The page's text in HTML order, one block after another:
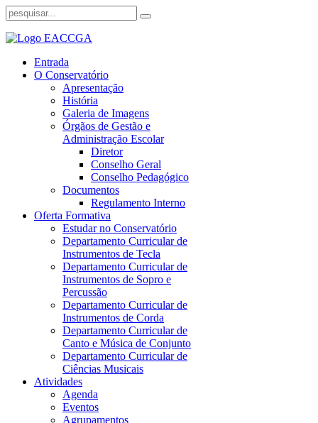
Entrada
O Conservatório
Apresentação
História
Galeria de Imagens
Órgãos de Gestão e
Administração Escolar
Diretor
Conselho Geral
Conselho Pedagógico
Documentos
Regulamento Interno
Oferta Formativa
Estudar no Conservatório
Departamento Curricular de
Instrumentos de Tecla
Departamento Curricular de
Instrumentos de Sopro e
Percussão
Departamento Curricular de
Instrumentos de Corda
Departamento Curricular de
Canto e Música de Conjunto
Departamento Curricular de
Ciências Musicais
Atividades
Agenda
Eventos
Agrupamentos